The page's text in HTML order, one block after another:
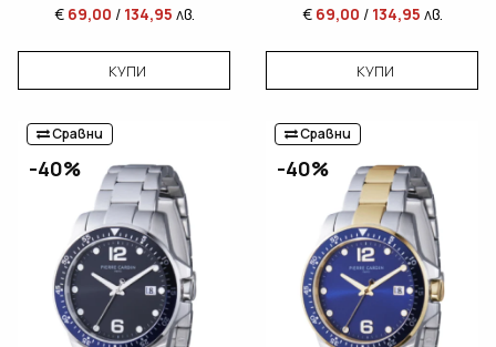
€ 69,00 / 134,95 лв.
КУПИ
€ 69,00 / 134,95 лв.
КУПИ
Сравни
-40%
Сравни
-40%